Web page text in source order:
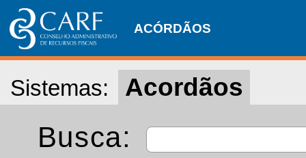
ACÓRDÃOS
Sistemas: Acordãos
Busca: